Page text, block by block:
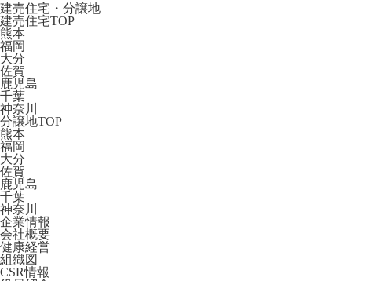
建売住宅・分譲地
建売住宅TOP
熊本
福岡
大分
佐賀
鹿児島
千葉
神奈川
分譲地TOP
熊本
福岡
大分
佐賀
鹿児島
千葉
神奈川
企業情報
会社概要
健康経営
組織図
CSR情報